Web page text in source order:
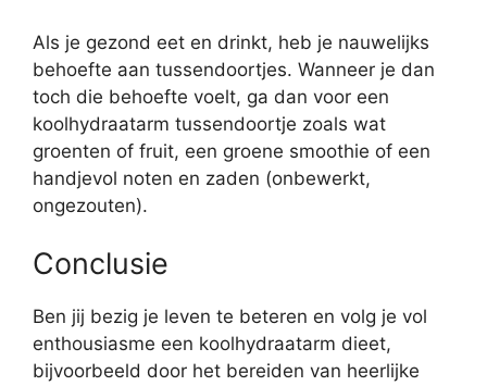
Als je gezond eet en drinkt, heb je nauwelijks
behoefte aan tussendoortjes. Wanneer je dan
toch die behoefte voelt, ga dan voor een
koolhydraatarm tussendoortje zoals wat
groenten of fruit, een groene smoothie of een
handjevol noten en zaden (onbewerkt,
ongezouten).
Conclusie
Ben jij bezig je leven te beteren en volg je vol
enthousiasme een koolhydraatarm dieet,
bijvoorbeeld door het bereiden van heerlijke